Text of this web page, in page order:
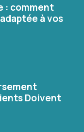
: comment
à vos
Doivent